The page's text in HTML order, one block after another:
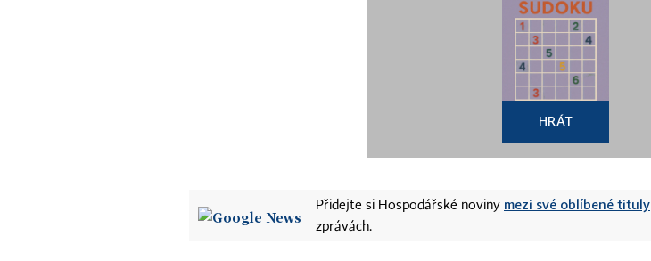
HRÁT
Přidejte si Hospodářské noviny mezi své oblíbené tituly
zprávách.